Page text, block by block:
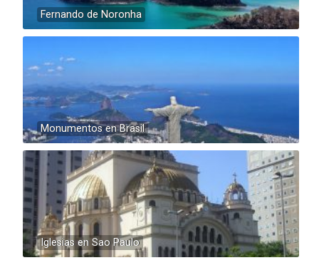
Fernando de Noronha
Monumentos en Brasil
Iglesias en Sao Paulo